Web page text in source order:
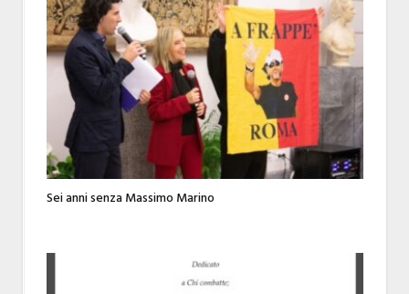
Sei anni senza Massimo Marino